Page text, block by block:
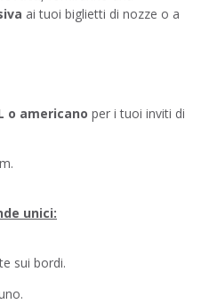
ai tuoi biglietti di nozze o a
o americano per i tuoi inviti di
unici:
sui bordi.